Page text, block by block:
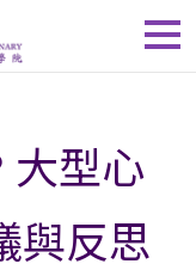
大型心
與反思